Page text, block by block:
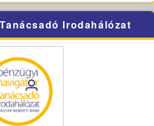
Irodahálózat